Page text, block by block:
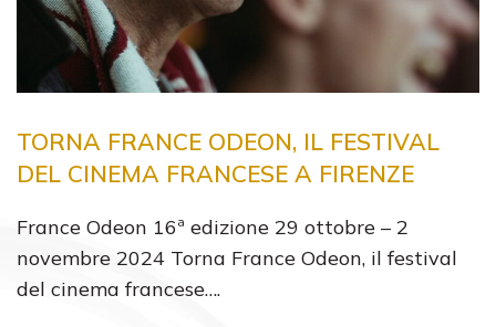
TORNA FRANCE ODEON, IL FESTIVAL
DEL CINEMA FRANCESE A FIRENZE
France Odeon 16ª edizione 29 ottobre – 2
novembre 2024 Torna France Odeon, il festival
del cinema francese….